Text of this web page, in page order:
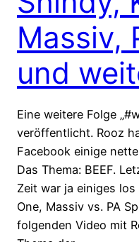
Massiv,
und
Eine weitere Folge
veröffentlicht. Rooz
Facebook einige
Das Thema: BEEF.
Zeit war ja einiges
One, Massiv vs. PA
folgenden Video mit